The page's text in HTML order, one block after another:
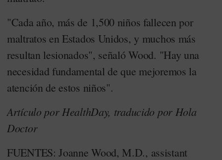
"Cada año, más de 1,500 niños fallecen por
maltratos en Estados Unidos, y muchos más
resultan lesionados", señaló Wood. "Hay una
necesidad fundamental de que mejoremos la
atención de estos niños".
Artículo por HealthDay, traducido por Hola
Doctor
FUENTES: Joanne Wood, M.D., assistant